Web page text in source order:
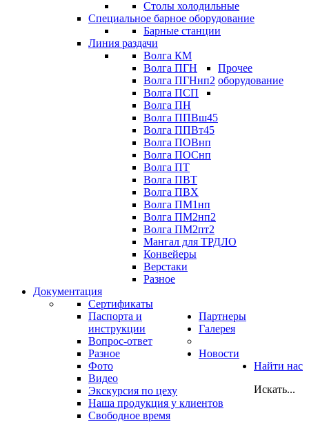
Столы холодильные
Специальное барное оборудование
Барные станции
Линия раздачи
Волга КМ
Волга ПГН
Волга ПГНнп2
Волга ПСП
Волга ПН
Волга ППВш45
Волга ППВт45
Волга ПОВнп
Волга ПОСнп
Волга ПТ
Волга ПВТ
Волга ПВХ
Волга ПМ1нп
Волга ПМ2нп2
Волга ПМ2пт2
Прочее
оборудование
Мангал для ТРДЛО
Конвейеры
Верстаки
Разное
Документация
Сертификаты
Паспорта и
инструкции
Вопрос-ответ
Разное
Партнеры
Галерея
Фото
Видео
Экскурсия по цеху
Наша продукция у клиентов
Свободное время
Новости
Найти нас
Искать...